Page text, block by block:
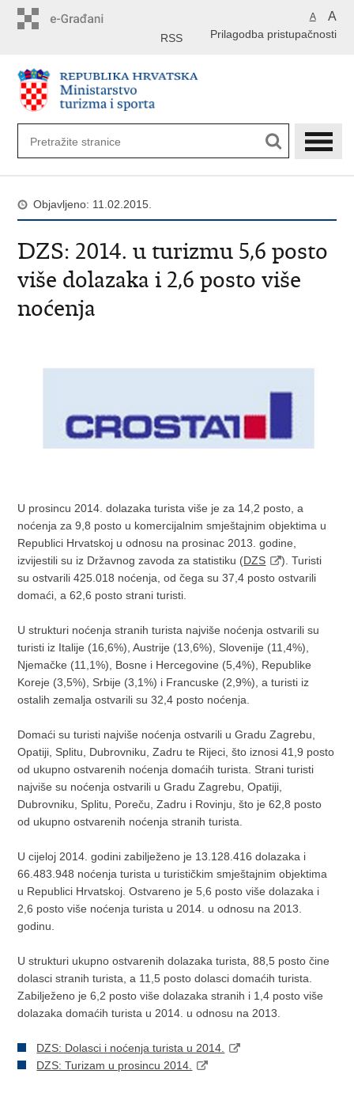
A A
Prilagodba pristupačnosti
RSS
Objavljeno: 11.02.2015.
DZS: 2014. u turizmu 5,6 posto
više dolazaka i 2,6 posto više
noćenja
U prosincu 2014. dolazaka turista više je za 14,2 posto, a
noćenja za 9,8 posto u komercijalnim smještajnim objektima u
Republici Hrvatskoj u odnosu na prosinac 2013. godine,
izvijestili su iz Državnog zavoda za statistiku (DZS
). Turisti
su ostvarili 425.018 noćenja, od čega su 37,4 posto ostvarili
domaći, a 62,6 posto strani turisti.
U strukturi noćenja stranih turista najviše noćenja ostvarili su
turisti iz Italije (16,6%), Austrije (13,6%), Slovenije (11,4%),
Njemačke (11,1%), Bosne i Hercegovine (5,4%), Republike
Koreje (3,5%), Srbije (3,1%) i Francuske (2,9%), a turisti iz
ostalih zemalja ostvarili su 32,4 posto noćenja.
Domaći su turisti najviše noćenja ostvarili u Gradu Zagrebu,
Opatiji, Splitu, Dubrovniku, Zadru te Rijeci, što iznosi 41,9 posto
od ukupno ostvarenih noćenja domaćih turista. Strani turisti
najviše su noćenja ostvarili u Gradu Zagrebu, Opatiji,
Dubrovniku, Splitu, Poreču, Zadru i Rovinju, što je 62,8 posto
od ukupno ostvarenih noćenja stranih turista.
U cijeloj 2014. godini zabilježeno je 13.128.416 dolazaka i
66.483.948 noćenja turista u turističkim smještajnim objektima
u Republici Hrvatskoj. Ostvareno je 5,6 posto više dolazaka i
2,6 posto više noćenja turista u 2014. u odnosu na 2013.
godinu.
U strukturi ukupno ostvarenih dolazaka turista, 88,5 posto čine
dolasci stranih turista, a 11,5 posto dolasci domaćih turista.
Zabilježeno je 6,2 posto više dolazaka stranih i 1,4 posto više
dolazaka domaćih turista u 2014. u odnosu na 2013.
DZS: Dolasci i noćenja turista u 2014.
DZS: Turizam u prosincu 2014.